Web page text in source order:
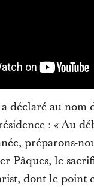
déclaré au nom
: « Au
préparons-
Pâques, le
dont le point